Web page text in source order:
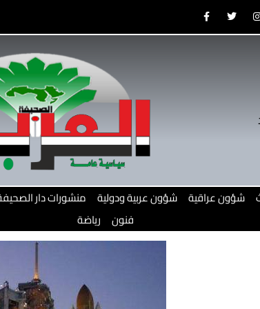
F
a
e
T
w
t
I
t
شؤون عراقية شؤون عربية ودولية منشورات دار
فنون رياضة